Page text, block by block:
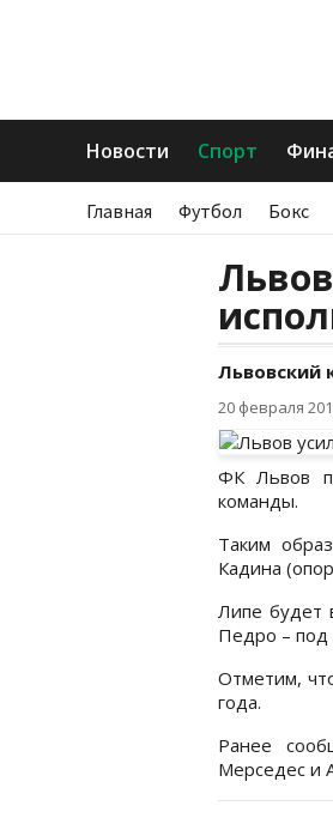
Новости Спорт
Главная Футбол Бокс
Львовский
20 февраля
ФК Львов
команды.
Таким
Кадина
Липе будет
Педро –
Отметим,
года.
Ранее
Мерседес и